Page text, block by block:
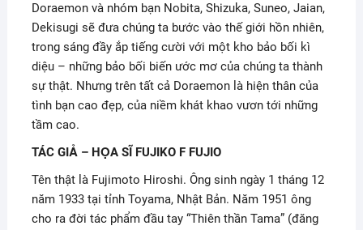
Doraemon và nhóm bạn Nobita, Shizuka, Suneo, Jaian,
Dekisugi sẽ đưa chúng ta bước vào thế giới hồn nhiên,
trong sáng đầy ắp tiếng cười với một kho bảo bối kì
diệu – những bảo bối biến ước mơ của chúng ta thành
sự thật. Nhưng trên tất cả Doraemon là hiện thân của
tình bạn cao đẹp, của niềm khát khao vươn tới những
tầm cao.
TÁC GIẢ – HỌA SĨ FUJIKO F FUJIO
Tên thật là Fujimoto Hiroshi. Ông sinh ngày 1 tháng 12
năm 1933 tại tỉnh Toyama, Nhật Bản. Năm 1951 ông
cho ra đời tác phẩm đầu tay “Thiên thần Tama” (đăng